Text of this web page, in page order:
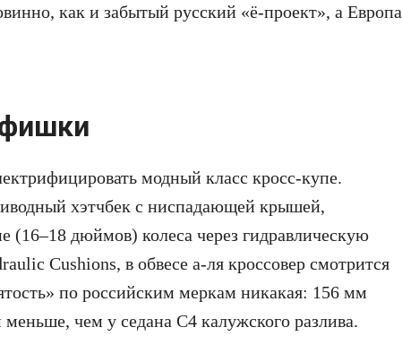
как и забытый русский «ё-проект», а Европа
модный класс кросс-купе.
хэтчбек c ниспадающей крышей,
дюймов) колеса через гидравлическую
Cushions, в обвесе а‑ля кроссовер смотрится
по российским меркам никакая: 156 мм
чем у седана С4 калужского разлива.